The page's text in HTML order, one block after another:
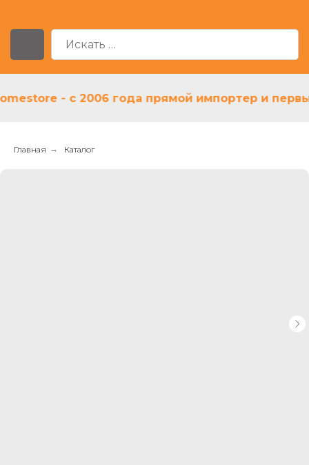
- с 2006 года прямой импортер и первый
Главная → Каталог